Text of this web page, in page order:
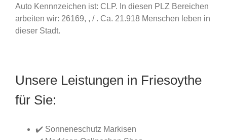
Auto Kennnzeichen ist: CLP. In diesen PLZ Bereichen
arbeiten wir: 26169, , / . Ca. 21.918 Menschen leben in
dieser Stadt.
Unsere Leistungen in Friesoythe
für Sie:
✔️ Sonneneschutz Markisen